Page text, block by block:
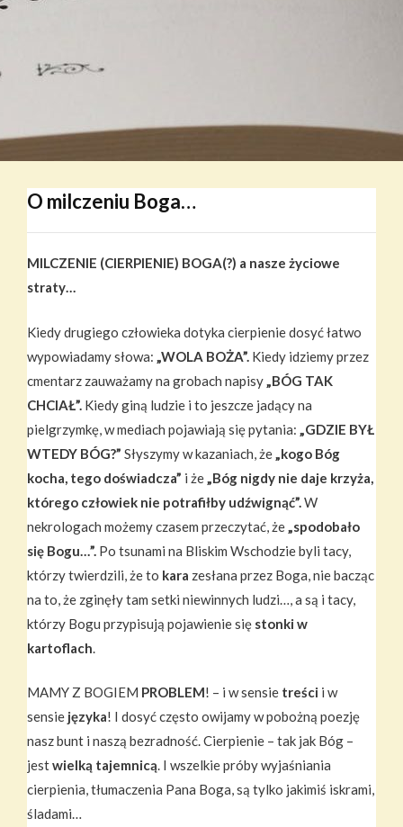
O milczeniu Boga…
MILCZENIE (CIERPIENIE) BOGA(?) a nasze życiowe
straty…
Kiedy drugiego człowieka dotyka cierpienie dosyć łatwo
wypowiadamy słowa: „WOLA BOŻA”. Kiedy idziemy przez
cmentarz zauważamy na grobach napisy„BÓG TAK
CHCIAŁ”. Kiedy giną ludzie i to jeszcze jadący na
pielgrzymkę, w mediach pojawiają się pytania: „GDZIE BYŁ
WTEDY BÓG?” Słyszymy w kazaniach, że„kogo Bóg
kocha, tego doświadcza” i że„Bóg nigdy nie daje krzyża,
którego człowiek nie potrafiłby udźwignąć”.W
nekrologach możemy czasem przeczytać, że„spodobało
się Bogu…”. Po tsunami na Bliskim Wschodzie byli tacy,
którzy twierdzili, że to kara zesłana przez Boga, nie bacząc
na to, że zginęły tam setki niewinnych ludzi…, a są i tacy,
którzy Bogu przypisują pojawienie się stonki w
kartoflach.
MAMY Z BOGIEM PROBLEM! – i w sensie treści i w
sensie języka! I dosyć często owijamy w pobożną poezję
nasz bunt i naszą bezradność. Cierpienie – tak jak Bóg –
jestwielką tajemnicą. I wszelkie próby wyjaśniania
cierpienia, tłumaczenia Pana Boga, są tylko jakimiś iskrami,
śladami…